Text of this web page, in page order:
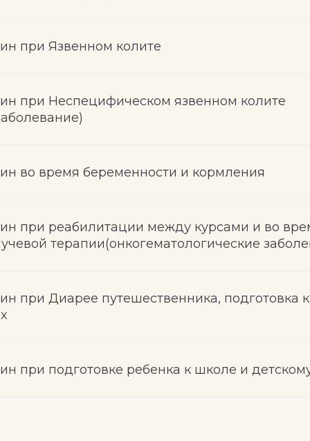
при Язвенном колите
при Неспецифическом язвенном колите
во время беременности и кормления
при реабилитации между курсами и во
терапии(онкогематологические
при Диарее путешественника, подготовка к
при подготовке ребенка к школе и